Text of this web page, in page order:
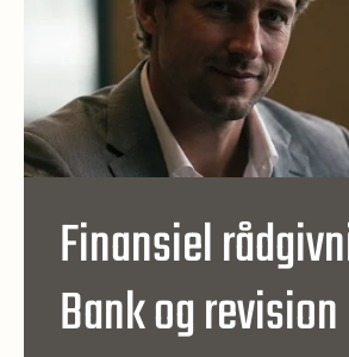
Finansiel
Bank og revision